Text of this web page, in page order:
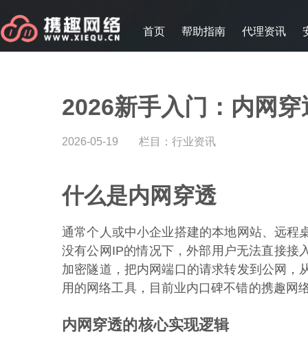
首页 帮助指南 代理资讯
2026新手入门：内网
2026-05-19 栏目： 行业资讯
什么是内网穿透
通常个人或中小企业搭建的本地网站、远程
没有公网IP的情况下，外部用户无法直接接
加密隧道，把内网端口的请求转发到公网，
用的网络工具，目前业内口碑不错的携趣网
内网穿透的核心实现逻辑